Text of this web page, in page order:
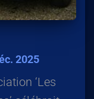
2025
‘Les